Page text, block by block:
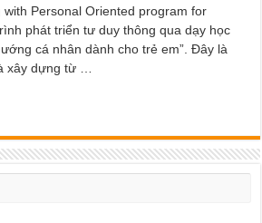
with Personal Oriented program for
phát triển tư duy thông qua dạy học
cá nhân dành cho trẻ em”. Đây là
xây dựng từ …